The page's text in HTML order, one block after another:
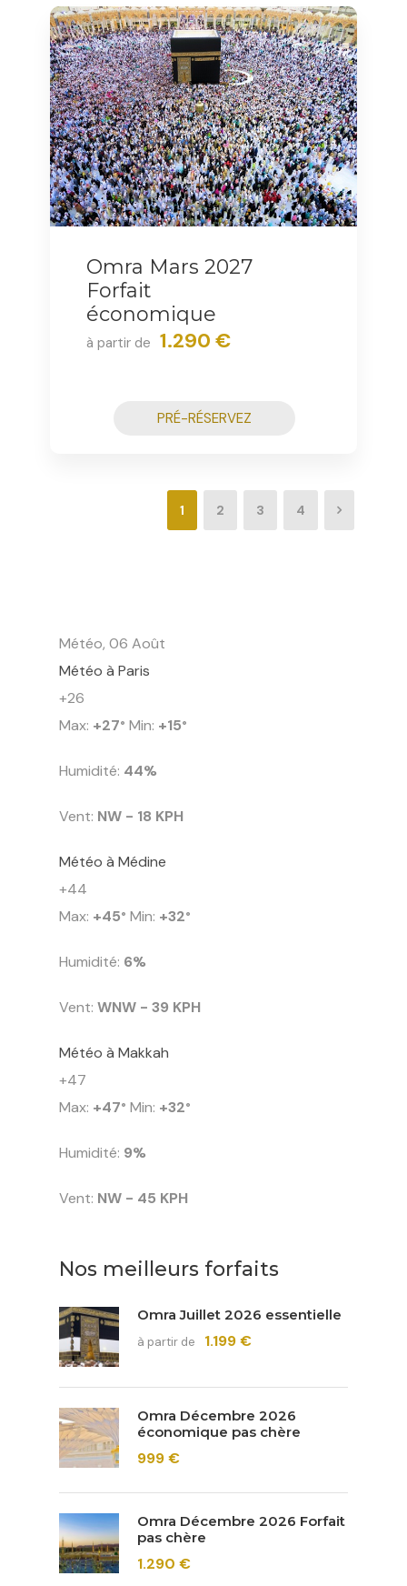
Omra Mars 2027
Forfait
économique
à partir de 1.290 €
PRÉ-RÉSERVEZ
1 2 3 4
Météo, 06 Août
Météo à Paris
+26
Max: +27° Min: +15°
Humidité: 44%
Vent: NW - 18 KPH
Météo à Médine
+44
Max: +45° Min: +32°
Humidité: 6%
Vent: WNW - 39 KPH
Météo à Makkah
+47
Max: +47° Min: +32°
Humidité: 9%
Vent: NW - 45 KPH
Nos meilleurs forfaits
Omra Juillet 2026 essentielle
à partir de 1.199 €
Omra Décembre 2026
économique pas chère
999 €
Omra Décembre 2026 Forfait
pas chère
1.290 €